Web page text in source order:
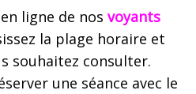
ligne de nos voyants
la plage horaire et
souhaitez consulter.
une séance avec le